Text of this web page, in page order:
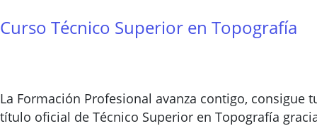
Curso Técnico Superior en Topografía
La Formación Profesional avanza contigo, consigue
título oficial de Técnico Superior en Topografía